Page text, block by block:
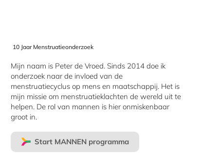
10 Jaar Menstruatieonderzoek
Mijn naam is Peter de Vroed. Sinds 2014 doe ik
onderzoek naar de invloed van de
menstruatiecyclus op mens en maatschappij. Het is
mijn missie om menstruatieklachten de wereld uit te
helpen. De rol van mannen is hier onmiskenbaar
groot in.
Start MANNEN programma